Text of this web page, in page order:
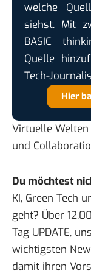
welche
siehst. Mit
BASIC
Quelle
Tech-
Hier
Virtuelle
und
Du möchtest
KI, Green Tech
geht? Über
Tag UPDATE,
wichtigsten
damit ihren